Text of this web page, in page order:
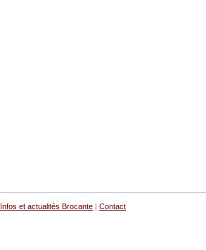
Infos et actualités Brocante | Contact